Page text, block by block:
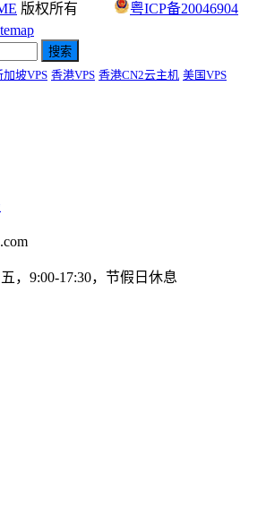
版权所有
粤ICP备20046904
搜索
加坡VPS 香港VPS 香港CN2云主机 美国VPS
，9:00-17:30，节假日休息